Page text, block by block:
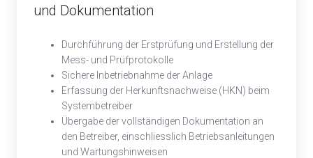
und Dokumentation
Durchführung der Erstprüfung und Erstellung der
Mess- und Prüfprotokolle
Sichere Inbetriebnahme der Anlage
Erfassung der Herkunftsnachweise (HKN) beim
Systembetreiber
Übergabe der vollständigen Dokumentation an
den Betreiber, einschliesslich Betriebsanleitungen
und Wartungshinweisen